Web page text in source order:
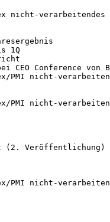
nicht-verarbeitendes
1Q
CEO Conference von
PMI nicht-
PMI nicht-
(2. Veröffentlichung)
PMI nicht-